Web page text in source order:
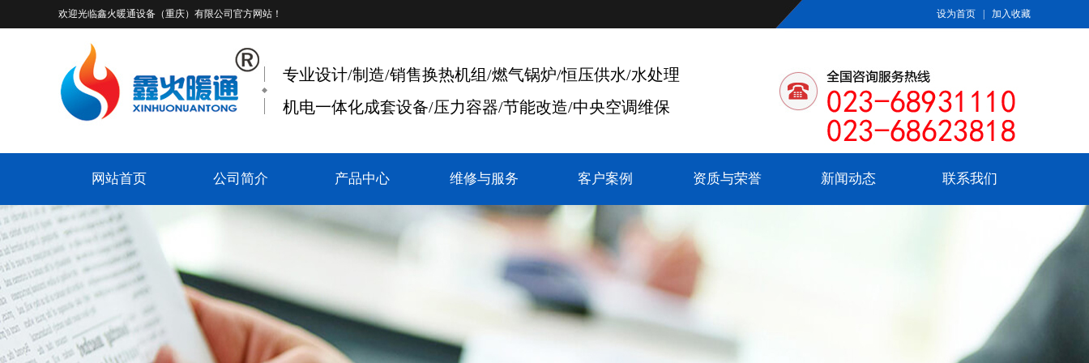
欢迎光临鑫火暖通设备（重庆）有限公司 官方网站！ 设为首页 加入收藏
专业设计/制造/销售换热机组/燃气锅炉/恒压供水/水处理
机电一体化成套设备/压力容器/节能改造/中央空调维保
网站首页 公司简介 产品中心 维修与服务 客户案例 资质与荣誉 新闻动态 联系我们